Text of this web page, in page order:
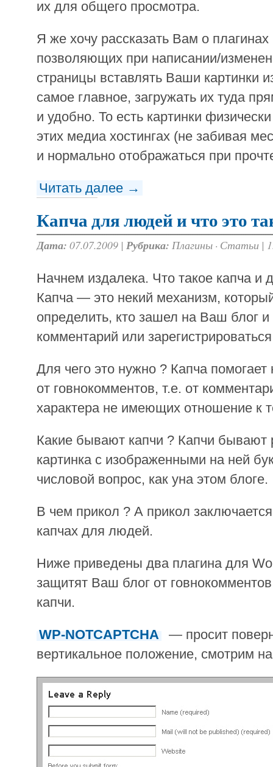
их для общего просмотра.
Я же хочу рассказать Вам о
позволяющих при написании/
страницы вставлять Ваши картинки
самое главное, загружать их туда
и удобно. То есть картинки
этих медиа хостингах (не забивая
и нормально отображаться при
Читать далее →
Капча для людей и что это
Дата: 07.07.2009 | Рубрика: Плагины · Статьи |
Начнем издалека. Что такое капча и
Капча — это некий механизм,
определить, кто зашел на Ваш блог и
комментарий или
Для чего это нужно ? Капча
от говнокомментов, т.е. от
характера не имеющих отношение к
Какие бывают капчи ? Капчи бывают
картинка с изображенными на ней
числовой вопрос, как уна этом блоге.
В чем прикол ? А прикол
капчах для людей.
Ниже приведены два плагина для
защитят Ваш блог от
капчи.
WP-NOTCAPTCHA
— просит
вертикальное положение, смотрим